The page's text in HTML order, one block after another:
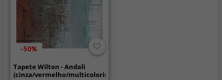
-50%
Tapete Wilton - Andali
(cinza/vermelho/multicolorido)